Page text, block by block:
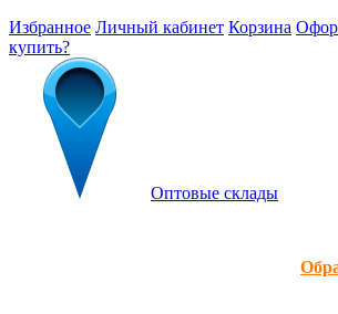
Избранное Личный кабинет Корзина
купить?
Оптовые склады